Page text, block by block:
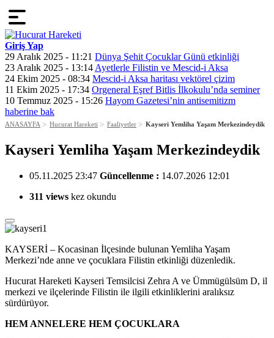
Giriş Yap
29 Aralık 2025 - 11:21 Dünya Şehit Çocuklar Günü etkinliği
23 Aralık 2025 - 13:14 Ayetlerle Filistin ve Mescid-i Aksa
24 Ekim 2025 - 08:34 Mescid-i Aksa haritası vektörel çizim
11 Ekim 2025 - 17:34 Orgeneral Eşref Bitlis İlkokulu’nda seminer
10 Temmuz 2025 - 15:26 Hayom Gazetesi’nin antisemitizm
haberine bak
ANASAYFA Hucurat Hareketi Faaliyetler Kayseri Yemliha Yaşam Merkezindeydik
Kayseri Yemliha Yaşam Merkezindeydik
05.11.2025 23:47 Güncellenme : 14.07.2026 12:01
311 views kez okundu
KAYSERİ – Kocasinan İlçesinde bulunan Yemliha Yaşam
Merkezi’nde anne ve çocuklara Filistin etkinliği düzenledik.
Hucurat Hareketi Kayseri Temsilcisi Zehra A ve Ümmügülsüm D, il
merkezi ve ilçelerinde Filistin ile ilgili etkinliklerini aralıksız
sürdürüyor.
HEM ANNELERE HEM ÇOCUKLARA